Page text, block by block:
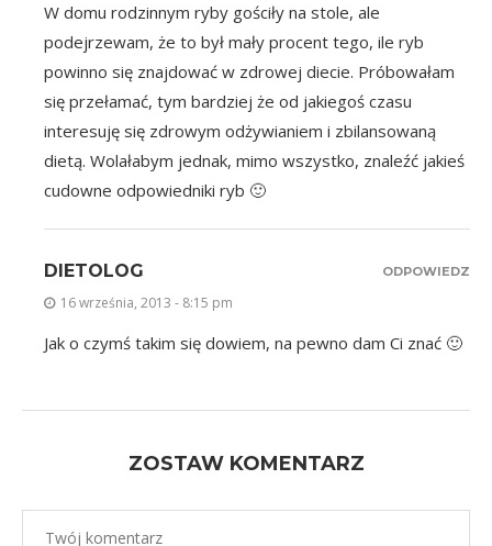
W domu rodzinnym ryby gościły na stole, ale
podejrzewam, że to był mały procent tego, ile ryb
powinno się znajdować w zdrowej diecie. Próbowałam
się przełamać, tym bardziej że od jakiegoś czasu
interesuję się zdrowym odżywianiem i zbilansowaną
dietą. Wolałabym jednak, mimo wszystko, znaleźć jakieś
cudowne odpowiedniki ryb 🙂
DIETOLOG
16 września, 2013 - 8:15 pm
Jak o czymś takim się dowiem, na pewno dam Ci znać 🙂
ODPOWIEDZ
ZOSTAW KOMENTARZ